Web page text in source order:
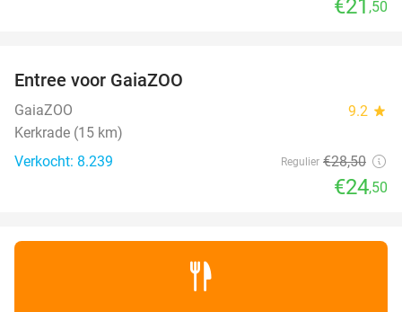
€21 ,50
Entree voor GaiaZOO
GaiaZOO 9.2 star
Kerkrade (15 km)
Verkocht: 8.239
Regulier €28,50
€24,50